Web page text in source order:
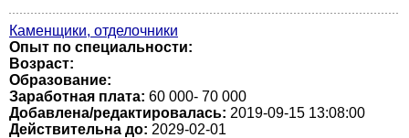
Каменщики, отделочники
Опыт по специальности:
Возраст:
Образование:
Заработная плата: 60 000- 70 000
Добавлена/редактировалась: 2019-09-15 13:08:00
Действительна до: 2029-02-01